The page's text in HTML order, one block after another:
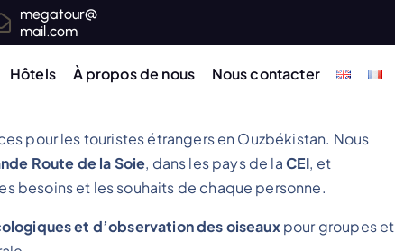
megatour@
mail.com
Hôtels À propos de nous Nous contacter
pour les touristes étrangers en Ouzbékistan. Nous
Route de la Soie, dans les pays de laCEI, et
besoins et les souhaits de chaque personne.
et d’observation des oiseauxpour groupes et